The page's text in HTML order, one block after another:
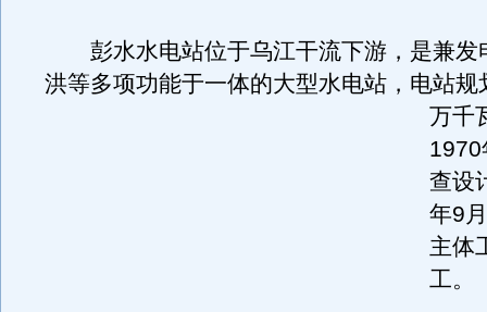
彭水水电站位于乌江干流下游，是兼发
洪等多项功能于一体的大型水电站，电站规
万千
1970
查设
年9
主体
工。